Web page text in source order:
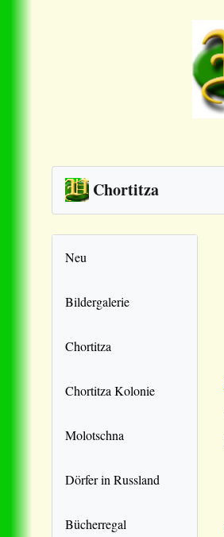
Chortitza
Neu
Bildergalerie
Chortitza
Chortitza Kolonie
Molotschna
Dörfer in Russland
Bücherregal